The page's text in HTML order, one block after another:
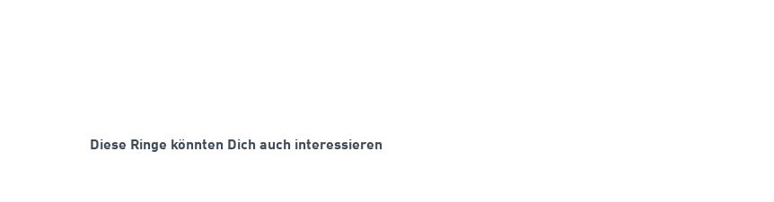
Diese Ringe könnten Dich auch interessieren